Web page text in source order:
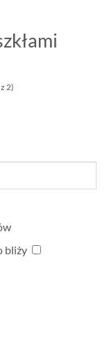
2)
bliży